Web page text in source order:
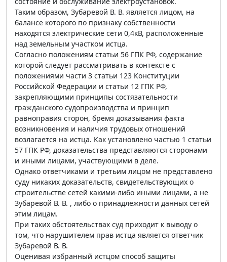
Таким образом, Зубаревой В. В. является лицом, на
балансе которого по признаку собственности
находятся электрические сети 0,4кВ, расположенные
над земельным участком истца.
Согласно положениям статьи 56 ГПК РФ, содержание
которой следует рассматривать в контексте с
положениями части 3 статьи 123 Конституции
Российской Федерации и статьи 12 ГПК РФ,
закрепляющими принципы состязательности
гражданского судопроизводства и принцип
равноправия сторон, бремя доказывания факта
возникновения и наличия трудовых отношений
возлагается на истца. Как установлено частью 1 статьи
57 ГПК РФ, доказательства представляются сторонами
и иными лицами, участвующими в деле.
Однако ответчиками и третьим лицом не представлено
суду никаких доказательств, свидетельствующих о
строительстве сетей какими-либо иными лицами, а не
Зубаревой В. В. , либо о принадлежности данных сетей
этим лицам.
При таких обстоятельствах суд приходит к выводу о
том, что нарушителем прав истца является ответчик
Зубаревой В. В.
Оценивая избранный истцом способ защиты